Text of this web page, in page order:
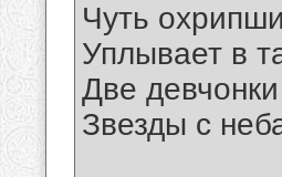
Чуть
Уплывает в
Две
Звезды с